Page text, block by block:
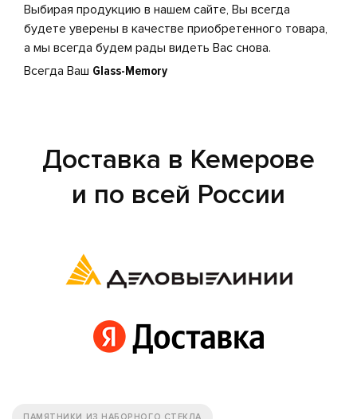
Выбирая продукцию в нашем сайте, Вы всегда
будете уверены в качестве приобретенного товара,
а мы всегда будем рады видеть Вас снова.
Всегда Ваш Glass-Memory
Доставка в Кемерове
и по всей России